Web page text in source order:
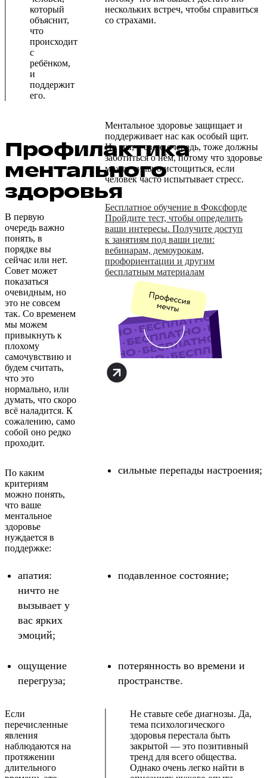
который
объяснит,
что
происходит
с
ребёнком,
и
поддержит
его.
нескольких встреч, чтобы справиться
со страхами.
Профилактика
ментального
здоровья
Ментальное здоровье защищает и
поддерживает нас как особый щит.
Но мы, в свою очередь, тоже должны
заботиться о нём, потому что здоровье
может сильно истощиться, если
человек часто испытывает стресс.
В первую
очередь важно
понять, в
порядке вы
сейчас или нет.
Совет может
показаться
очевидным, но
это не совсем
так. Со временем
мы можем
привыкнуть к
плохому
самочувствию и
будем считать,
что это
нормально, или
думать, что скоро
всё наладится. К
сожалению, само
собой оно редко
проходит.
Бесплатное обучение в Фоксфорде
Пройдите тест, чтобы определить
ваши интересы. Получите доступ
к занятиям под ваши цели:
вебинарам, демоурокам,
профориентации и другим
бесплатным материалам
По каким
критериям
можно понять,
что ваше
ментальное
здоровье
нуждается в
поддержке:
сильные перепады настроения;
апатия:
ничто не
вызывает у
вас ярких
эмоций;
подавленное состояние;
ощущение
перегруза;
потерянность во времени и
пространстве.
Если
перечисленные
явления
наблюдаются на
протяжении
длительного
Не ставьте себе диагнозы. Да,
тема психологического
здоровья перестала быть
закрытой — это позитивный
тренд для всего общества.
Однако очень легко найти в